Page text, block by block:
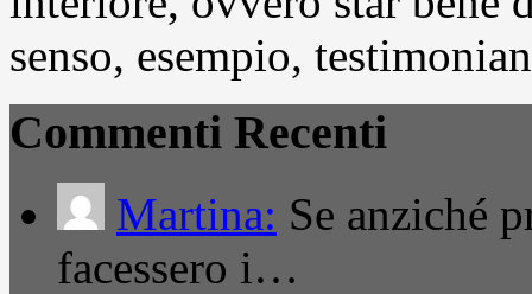
senso, esempio,
Commenti Recenti
Martina: Se anziché
facessero i…